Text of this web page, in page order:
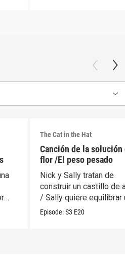
The Cat in the Hat
Canción de la solución
flor /El peso pesado
Nick y Sally tratan de
construir un castillo de
/ Sally quiere equilibrar
móvil.
Episode:S3 E20